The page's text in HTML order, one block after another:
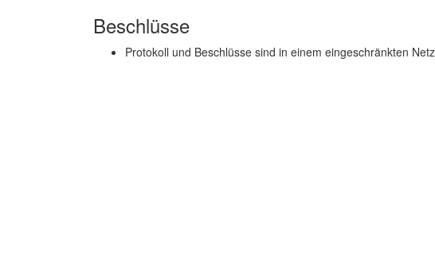
Beschlüsse
Protokoll und Beschlüsse sind in einem eingeschränkten